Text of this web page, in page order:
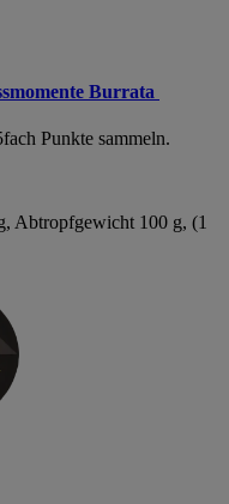
Burrata
Punkte sammeln.
Abtropfgewicht 100 g, (1